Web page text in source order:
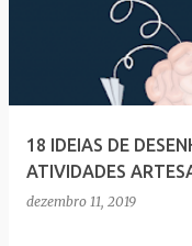
18 IDEIAS DE
ATIVIDADES
dezembro 11, 2019